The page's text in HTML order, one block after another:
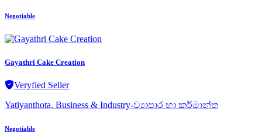
Negotiable
Gayathri Cake Creation
Veryfied Seller
Yatiyanthota, Business & Industry-ව්‍යාපාර හා කර්මාන්ත
Negotiable